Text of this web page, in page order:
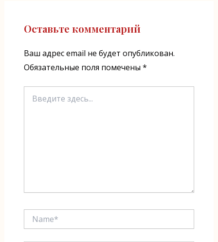
Оставьте комментарий
Ваш адрес email не будет опубликован.
Обязательные поля помечены *
здесь...